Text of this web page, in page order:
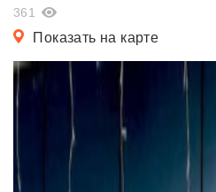
361
Показать на карте